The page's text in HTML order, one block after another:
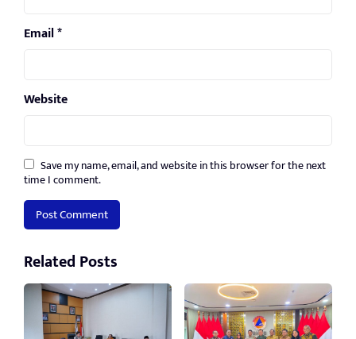
Email*
Website
Save my name, email, and website in this browser for the next
time I comment.
Related Posts